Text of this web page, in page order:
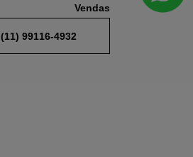
Vendas
(11) 99116-4932